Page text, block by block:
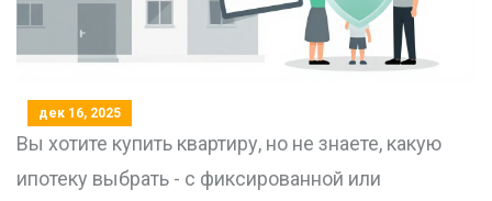
дек 16, 2025
Вы хотите купить квартиру, но не знаете, какую
ипотеку выбрать - с фиксированной или